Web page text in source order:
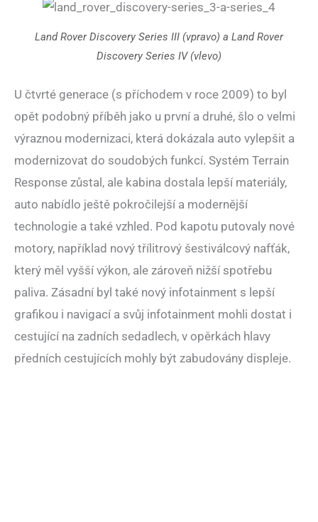
Land Rover Discovery Series III (vpravo) a Land Rover
Discovery Series IV (vlevo)
U čtvrté generace (s příchodem v roce 2009) to byl
opět podobný příběh jako u první a druhé, šlo o velmi
výraznou modernizaci, která dokázala auto vylepšit a
modernizovat do soudobých funkcí. Systém Terrain
Response zůstal, ale kabina dostala lepší materiály,
auto nabídlo ještě pokročilejší a modernější
technologie a také vzhled. Pod kapotu putovaly nové
motory, například nový třílitrový šestiválcový nafťák,
který měl vyšší výkon, ale zároveň nižší spotřebu
paliva. Zásadní byl také nový infotainment s lepší
grafikou i navigací a svůj infotainment mohli dostat i
cestující na zadních sedadlech, v opěrkách hlavy
předních cestujících mohly být zabudovány displeje.